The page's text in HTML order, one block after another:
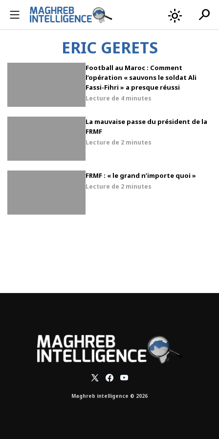
light_mode search
ERIC GERETS
Football au Maroc : Comment
l’opération « sauvons le soldat Ali
Fassi-Fihri » a presque réussi
Lecture de 4 minutes
La mauvaise passe du président de la
FRMF
Lecture de 2 minutes
FRMF : « le grand n’importe quoi »
Lecture de 2 minutes
Maghreb intelligence © 2026